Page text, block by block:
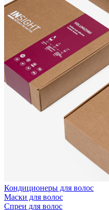
Кондиционеры для волос
Маски для волос
Спреи для волос